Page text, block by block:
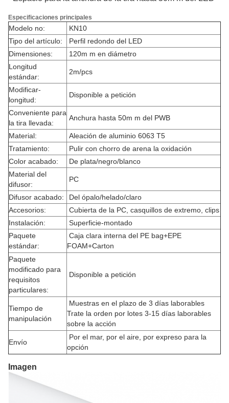
Especificaciones principales
Modelo no:
KN10
Tipo del artículo:
Perfil redondo del LED
Dimensiones:
120m m en diámetro
Longitud
estándar:
2m/pcs
Modificar-
longitud:
Disponible a petición
Conveniente para
la tira llevada:
Anchura hasta 50m m del PWB
Material:
Aleación de aluminio 6063 T5
Tratamiento:
Pulir con chorro de arena la oxidación
Color acabado:
De plata/negro/blanco
Material del
difusor:
PC
Difusor acabado:
Del ópalo/helado/claro
Accesorios:
Cubierta de la PC, casquillos de extremo, clips
Instalación:
Superficie-montado
Paquete
estándar:
Caja clara interna del PE bag+EPE
FOAM+Carton
Paquete
modificado para
requisitos
particulares:
Disponible a petición
Tiempo de
manipulación
Muestras en el plazo de 3 días laborables
Trate la orden por lotes 3-15 días laborables
sobre la acción
Envío
Por el mar, por el aire, por expreso para la
opción
Imagen